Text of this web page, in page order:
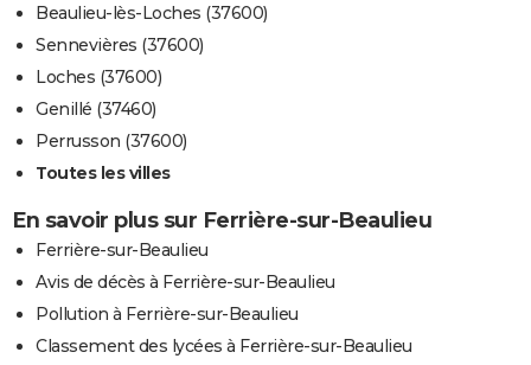
Beaulieu-lès-Loches (37600)
Sennevières (37600)
Loches (37600)
Genillé (37460)
Perrusson (37600)
Toutes les villes
En savoir plus sur Ferrière-sur-Beaulieu
Ferrière-sur-Beaulieu
Avis de décès à Ferrière-sur-Beaulieu
Pollution à Ferrière-sur-Beaulieu
Classement des lycées à Ferrière-sur-Beaulieu